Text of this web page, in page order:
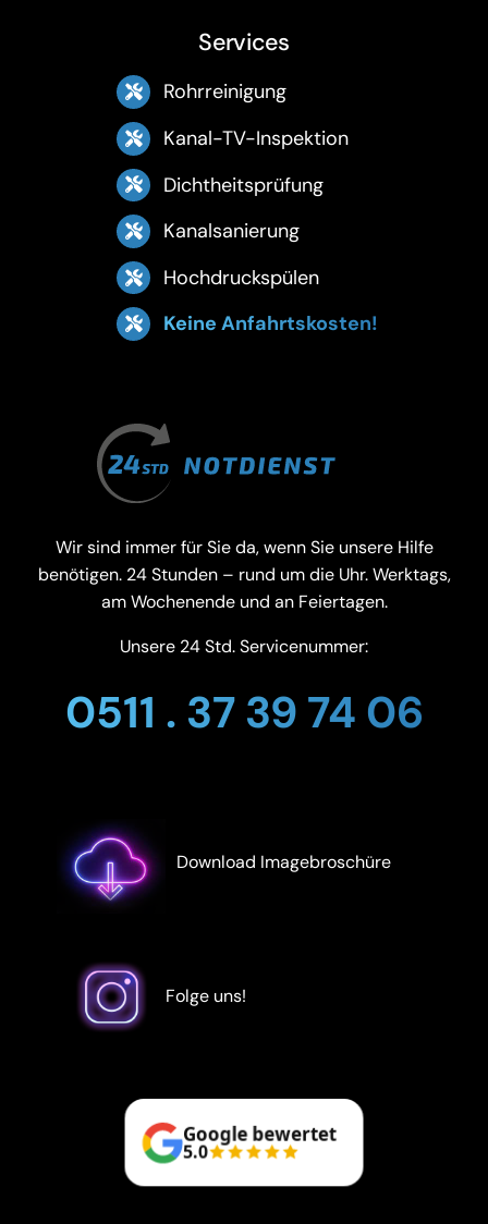
Services
Rohrreinigung
Kanal-TV-Inspektion
Dichtheitsprüfung
Kanalsanierung
Hochdruckspülen
Keine Anfahrtskosten!
Wir sind immer für Sie da, wenn Sie unsere Hilfe
benötigen. 24 Stunden – rund um die Uhr. Werktags,
am Wochenende und an Feiertagen.
Unsere 24 Std. Servicenummer:
0511 . 37 39 74 06
Download Imagebroschüre
Folge uns!
Google bewertet
5.0